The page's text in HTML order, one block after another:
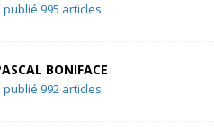
publié 995 articles
BONIFACE
publié 992 articles